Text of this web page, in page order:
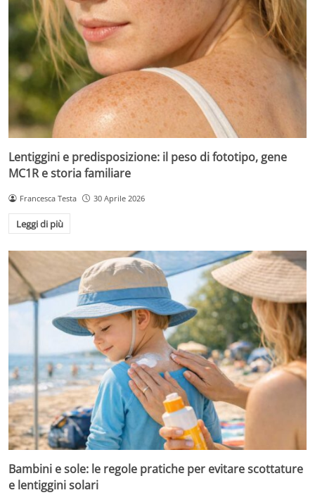
Lentiggini e predisposizione: il peso di fototipo, gene
MC1R e storia familiare
Francesca Testa 30 Aprile 2026
Leggi di più
Bambini e sole: le regole pratiche per evitare scottature
e lentiggini solari